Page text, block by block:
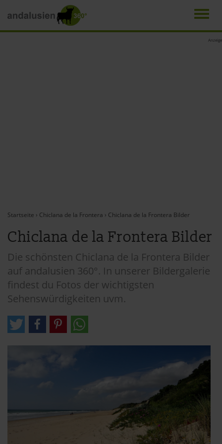
Anzeige
Startseite › Chiclana de la Frontera › Chiclana de la Frontera Bilder
Chiclana de la Frontera Bilder
Die schönsten Chiclana de la Frontera Bilder
auf andalusien 360°. In unserer Bildergalerie
findest du Fotos der wichtigsten
Sehenswürdigkeiten uvm.